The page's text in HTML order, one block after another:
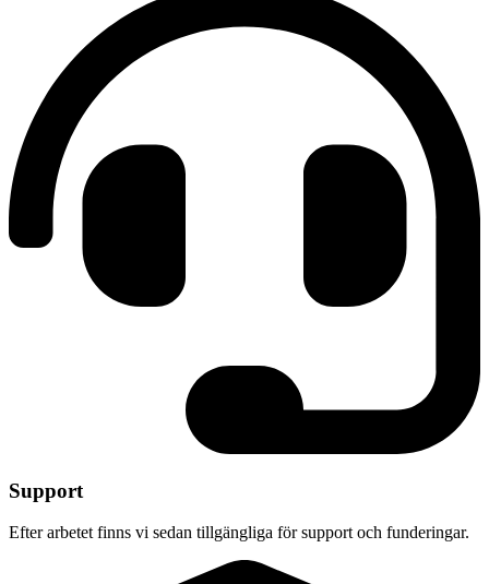
Support
Efter arbetet finns vi sedan tillgängliga för support och funderingar.